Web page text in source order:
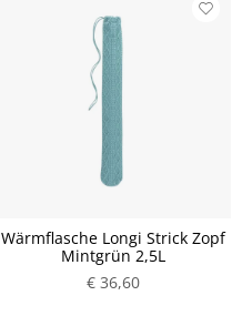
Wärmflasche Longi Strick Zopf
Mintgrün 2,5L
€ 36,60